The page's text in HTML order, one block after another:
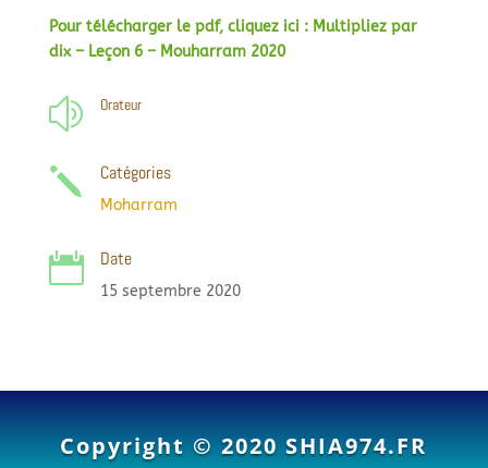
Pour télécharger le pdf, cliquez ici : Multipliez par
dix – Leçon 6 – Mouharram 2020
z Orateur
j Catégories
Moharram
 Date
15 septembre 2020
Copyright © 2020SHIA974.FR